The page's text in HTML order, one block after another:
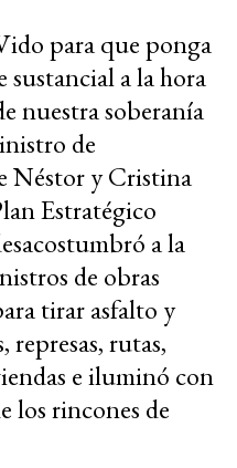
para que ponga
sustancial a la hora
nuestra soberanía
de
Néstor y Cristina
Estratégico
a la
de obras
tirar asfalto y
represas, rutas,
e iluminó con
los rincones de